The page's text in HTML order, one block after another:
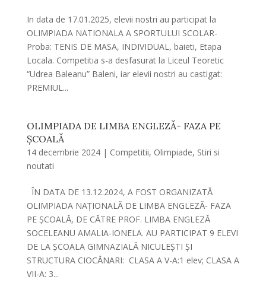
In data de 17.01.2025, elevii nostri au participat la
OLIMPIADA NATIONALA A SPORTULUI SCOLAR-
Proba: TENIS DE MASA, INDIVIDUAL, baieti, Etapa
Locala. Competitia s-a desfasurat la Liceul Teoretic
“Udrea Baleanu” Baleni, iar elevii nostri au castigat:
PREMIUL...
OLIMPIADA DE LIMBA ENGLEZǍ- FAZA PE
ȘCOALǍ
14 decembrie 2024| Competitii, Olimpiade, Stiri si
noutati
ÎN DATA DE 13.12.2024, A FOST ORGANIZATǍ
OLIMPIADA NAȚIONALǍ DE LIMBA ENGLEZǍ- FAZA
PE ȘCOALǍ, DE CǍTRE PROF. LIMBA ENGLEZǍ
SOCELEANU AMALIA-IONELA. AU PARTICIPAT 9 ELEVI
DE LA ȘCOALA GIMNAZIALǍ NICULEȘTI ȘI
STRUCTURA CIOCǍNARI: CLASA A V-A:1 elev; CLASA A
VII-A: 3...